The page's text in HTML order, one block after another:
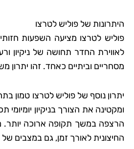
היתרונות של פוליש לטרצו
פוליש לטרצו מציעה השפעות
לאווירת החדר תחושה של ניקיון
מסחריים וביתיים כאחד. זהו
יתרון נוסף של פוליש לטרצו
ומקטינה את הצורך בניקיון
הרצפה במשך תקופה ארוכה יותר.
החיצונית לאורך זמן, גם במצבים של